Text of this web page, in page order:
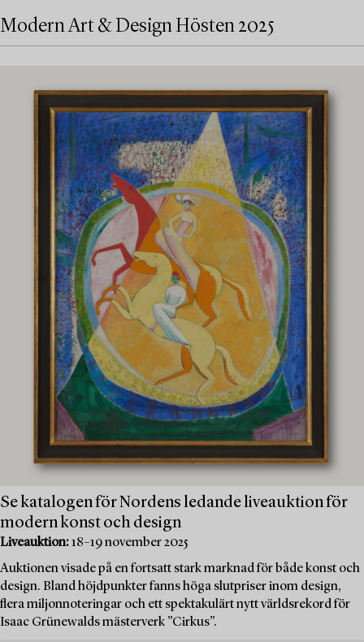
Modern Art & Design Hösten 2025
Se katalogen för Nordens ledande liveauktion för
modern konst och design
Liveauktion:18–19 november 2025
Auktionen visade på en fortsatt stark marknad för både konst och
design. Bland höjdpunkter fanns höga slutpriser inom design,
flera miljonnoteringar och ett spektakulärt nytt världsrekord för
Isaac Grünewalds mästerverk ”Cirkus”.